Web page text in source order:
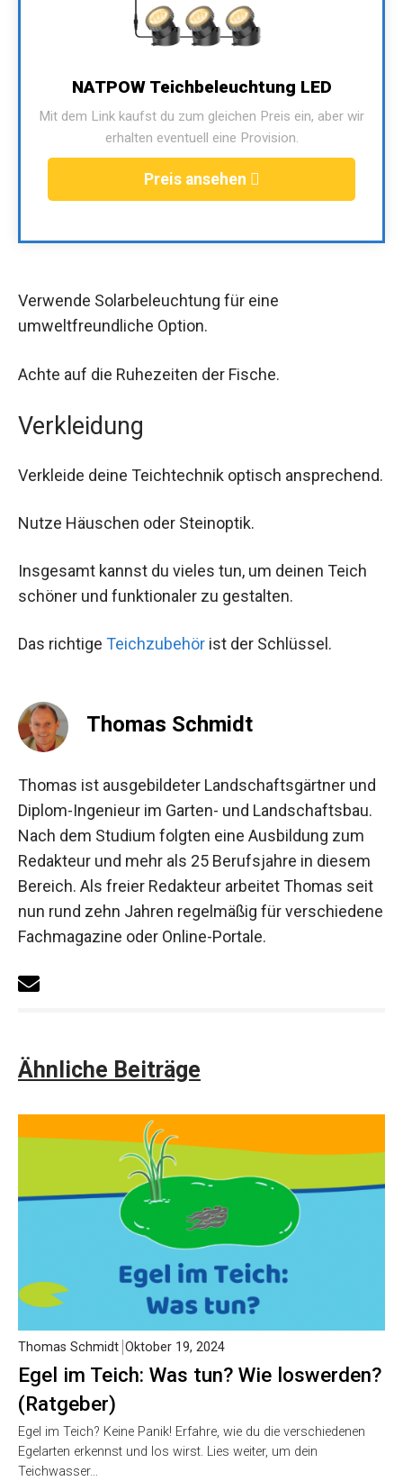
NATPOW Teichbeleuchtung LED
Mit dem Link kaufst du zum gleichen Preis ein, aber wir
erhalten eventuell eine Provision.
Preis ansehen
Verwende Solarbeleuchtung für eine
umweltfreundliche Option.
Achte auf die Ruhezeiten der Fische.
Verkleidung
Verkleide deine Teichtechnik optisch ansprechend.
Nutze Häuschen oder Steinoptik.
Insgesamt kannst du vieles tun, um deinen Teich
schöner und funktionaler zu gestalten.
Das richtige Teichzubehör ist der Schlüssel.
Thomas Schmidt
Thomas ist ausgebildeter Landschaftsgärtner und
Diplom-Ingenieur im Garten- und Landschaftsbau.
Nach dem Studium folgten eine Ausbildung zum
Redakteur und mehr als 25 Berufsjahre in diesem
Bereich. Als freier Redakteur arbeitet Thomas seit
nun rund zehn Jahren regelmäßig für verschiedene
Fachmagazine oder Online-Portale.
Ähnliche Beiträge
Egel im Teich: Was tun? Wie loswerden?
(Ratgeber)
Thomas Schmidt Oktober 19, 2024
Egel im Teich? Keine Panik! Erfahre, wie du die verschiedenen
Egelarten erkennst und los wirst. Lies weiter, um dein
Teichwasser…